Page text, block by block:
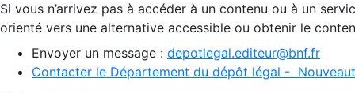
Si vous n’arrivez pas à accéder à un contenu ou à un
orienté vers une alternative accessible ou obtenir le
Envoyer un message : depotlegal.editeur@bnf.fr
Contacter le Département du dépôt légal -